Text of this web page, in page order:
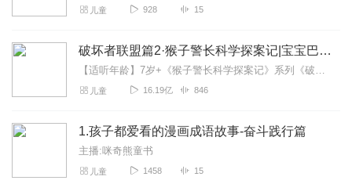
儿童 928 15
破坏者联盟篇2·猴子警长科学探案记|宝宝巴士故事
【适听年龄】7岁+《猴子警长科学探案记》系列《破坏者联盟篇1·猴子警长科学探案记》>>>《破坏者联盟篇2·猴子警长科学探案记》>>>《破坏者联盟篇3·猴子警长科...
儿童 16.19亿 846
1.孩子都爱看的漫画成语故事-奋斗践行篇
主播:咪奇熊童书
儿童 1458 15